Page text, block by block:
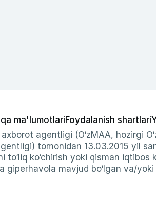
ma'lumotlariFoydalanish shartlari
agentligi (O‘zMAA, hozirgi
tomonidan 13.03.2015 yil
ko‘chirish yoki qisman
mavjud bo‘lgan va/